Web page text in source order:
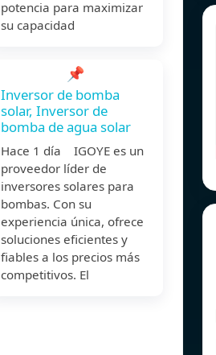
potencia para maximizar
su capacidad
📌
Inversor de bomba
solar, Inversor de
bomba de agua solar
Hace 1 día IGOYE es un
proveedor líder de
inversores solares para
bombas. Con su
experiencia única, ofrece
soluciones eficientes y
fiables a los precios más
competitivos. El